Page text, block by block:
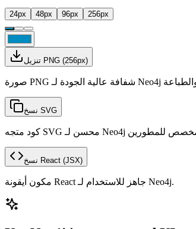
24px 48px 96px 256px
تنزيل PNG (256px)
نسخ SVG
نسخ React (JSX)
مكون أيقونة React جاهز للاستخدام لـ Neo4j.